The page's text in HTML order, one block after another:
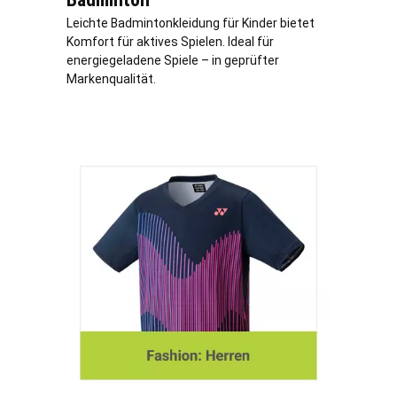
Leichte Badmintonkleidung für Kinder bietet
Komfort für aktives Spielen. Ideal für
energiegeladene Spiele – in geprüfter
Markenqualität.